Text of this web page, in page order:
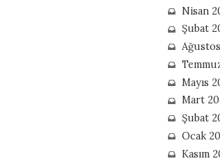
Nisan
Şubat
Mayıs
Mart
Şubat
Ocak
Kasım